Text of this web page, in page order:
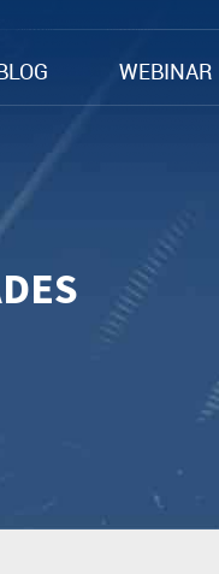
WEBINAR